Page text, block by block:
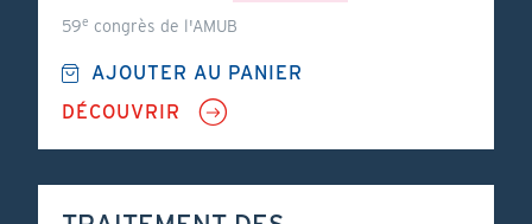
59e congrès de l'AMUB
AJOUTER AU PANIER
DÉCOUVRIR